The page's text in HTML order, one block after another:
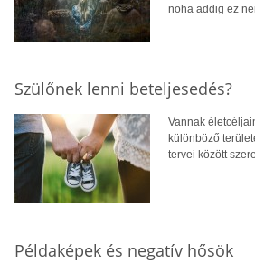
noha addig ez
Szülőnek lenni beteljesedés?
Vannak
különböző
tervei között
Példaképek és negatív hősök